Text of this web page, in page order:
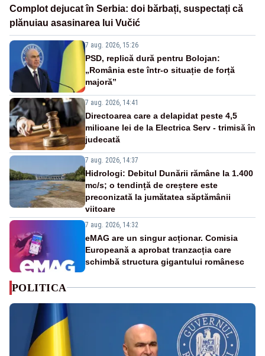
Complot dejucat în Serbia: doi bărbați, suspectați că
plănuiau asasinarea lui Vučić
7 aug. 2026, 15:26
PSD, replică dură pentru Bolojan:
„România este într-o situație de forță
majoră”
7 aug. 2026, 14:41
Directoarea care a delapidat peste 4,5
milioane lei de la Electrica Serv - trimisă în
judecată
7 aug. 2026, 14:37
Hidrologi: Debitul Dunării rămâne la 1.400
mc/s; o tendință de creștere este
preconizată la jumătatea săptămânii
viitoare
7 aug. 2026, 14:32
eMAG are un singur acționar. Comisia
Europeană a aprobat tranzacția care
schimbă structura gigantului românesc
POLITICA